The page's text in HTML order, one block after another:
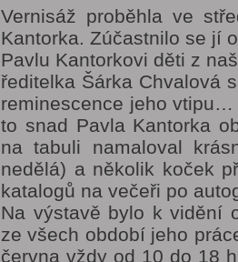
Vernisáž proběhla ve
Kantorka. Zúčastnilo se jí
Pavlu Kantorkovi děti z
ředitelka Šárka Chvalová
reminescence jeho
to snad Pavla Kantorka
na tabuli namaloval
nedělá) a několik koček
katalogů na večeři po
Na výstavě bylo k vidění
ze všech období jeho
června vždy od 10 do 18